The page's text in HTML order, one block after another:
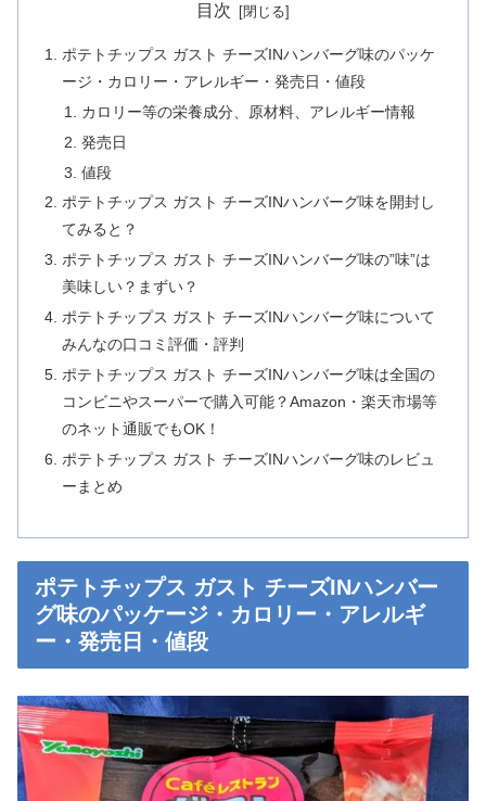
目次
ポテトチップス ガスト チーズINハンバーグ味のパッケ
ージ・カロリー・アレルギー・発売日・値段
カロリー等の栄養成分、原材料、アレルギー情報
発売日
値段
ポテトチップス ガスト チーズINハンバーグ味を開封し
てみると？
ポテトチップス ガスト チーズINハンバーグ味の”味”は
美味しい？まずい？
ポテトチップス ガスト チーズINハンバーグ味について
みんなの口コミ評価・評判
ポテトチップス ガスト チーズINハンバーグ味は全国の
コンビニやスーパーで購入可能？Amazon・楽天市場等
のネット通販でもOK！
ポテトチップス ガスト チーズINハンバーグ味のレビュ
ーまとめ
ポテトチップス ガスト チーズINハンバー
グ味のパッケージ・カロリー・アレルギ
ー・発売日・値段